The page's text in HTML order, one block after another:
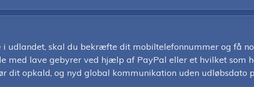
udlandet, skal du bekræfte dit mobiltelefonnummer og få
med lave gebyrer ved hjælp af PayPal eller et hvilket som
dit opkald, og nyd global kommunikation uden udløbsdato